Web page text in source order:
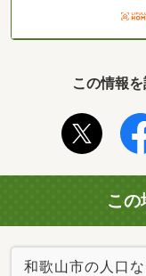
この情報
この
和歌山市の人口